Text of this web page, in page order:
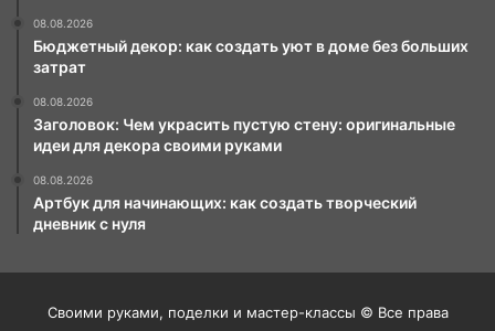
08.08.2026
Бюджетный декор: как создать уют в доме без больших
затрат
08.08.2026
Заголовок: Чем украсить пустую стену: оригинальные
идеи для декора своими руками
08.08.2026
Артбук для начинающих: как создать творческий
дневник с нуля
Своими руками, поделки и мастер-классы © Все права